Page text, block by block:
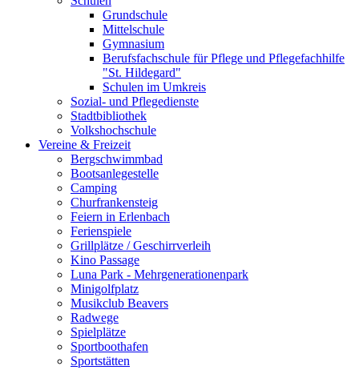
Grundschule
Mittelschule
Gymnasium
Berufsfachschule für Pflege und Pflegefachhilfe
"St. Hildegard"
Schulen im Umkreis
Sozial- und Pflegedienste
Stadtbibliothek
Volkshochschule
Vereine & Freizeit
Bergschwimmbad
Bootsanlegestelle
Camping
Churfrankensteig
Feiern in Erlenbach
Ferienspiele
Grillplätze / Geschirrverleih
Kino Passage
Luna Park - Mehrgenerationenpark
Minigolfplatz
Musikclub Beavers
Radwege
Spielplätze
Sportboothafen
Sportstätten